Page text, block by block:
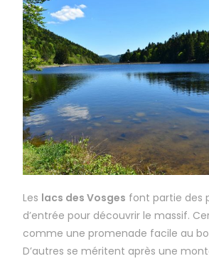
Les lacs des Vosges font partie des
d’entrée pour découvrir le massif.
comme une promenade facile au
D’autres se méritent après une